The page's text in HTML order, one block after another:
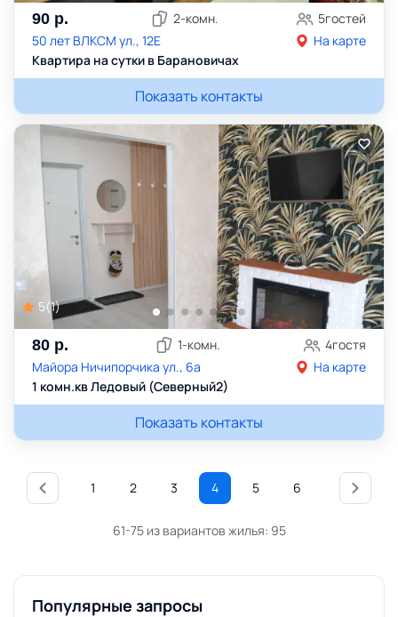
90 р. 2-комн. 5гостей
50 лет ВЛКСМ ул., 12Е
На карте
Квартира на сутки в Барановичах
Показать контакты
5(1)
80 р. 1-комн. 4гостя
Майора Ничипорчика ул., 6а
На карте
1 комн.кв Ледовый (Северный2)
Показать контакты
1 2 3 4 5 6
61-75 из вариантов жилья: 95
Популярные запросы